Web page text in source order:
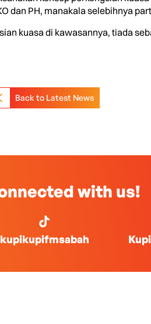
dan PH, manakala selebihnya
kuasa di kawasannya, tiada
Back to Latest News
with us!
kupikupifmsabah